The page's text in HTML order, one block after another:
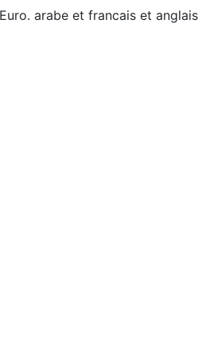
arabe et francais et anglais